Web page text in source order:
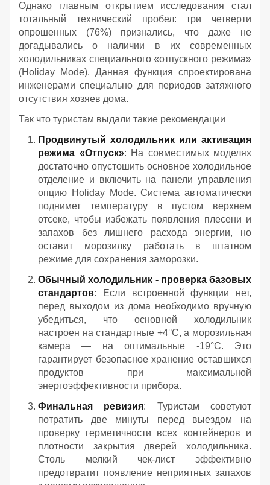
Однако главным открытием исследования стал
тотальный технический пробел: три четверти
опрошенных (76%) признались, что даже не
догадывались о наличии в их современных
холодильниках специального «отпускного режима»
(Holiday Mode). Данная функция спроектирована
инженерами специально для периодов затяжного
отсутствия хозяев дома.
Так что туристам выдали такие рекомендации
Продвинутый холодильник или активация
режима «Отпуск»: На совместимых моделях
достаточно опустошить основное холодильное
отделение и включить на панели управления
опцию Holiday Mode. Система автоматически
поднимет температуру в пустом верхнем
отсеке, чтобы избежать появления плесени и
запахов без лишнего расхода энергии, но
оставит морозилку работать в штатном
режиме для сохранения заморозки.
Обычный холодильник - проверка базовых
стандартов: Если встроенной функции нет,
перед выходом из дома необходимо вручную
убедиться, что основной холодильник
настроен на стандартные +4°C, а морозильная
камера — на оптимальные -19°C. Это
гарантирует безопасное хранение оставшихся
продуктов при максимальной
энергоэффективности прибора.
Финальная ревизия: Туристам советуют
потратить две минуты перед выездом на
проверку герметичности всех контейнеров и
плотности закрытия дверей холодильника.
Столь мелкий чек-лист эффективно
предотвратит появление неприятных запахов